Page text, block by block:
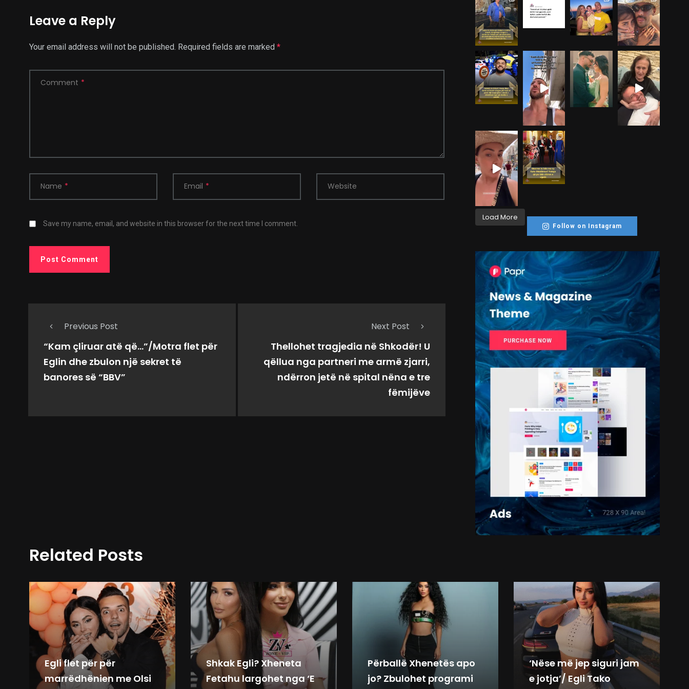
Leave a Reply
Your email address will not be published. Required fields are marked *
Comment *
Name * Email * Website
Save my name, email, and website in this browser for the next time I comment.
Previous Post
“Kam çliruar atë që…”/Motra flet për
Eglin dhe zbulon një sekret të
banores së “BBV”
Next Post
Thellohet tragjedia në Shkodër! U
qëllua nga partneri me armë zjarri,
ndërron jetë në spital nëna e tre
fëmijëve
Load More
Follow on Instagram
Related Posts
Egli flet për për
marrëdhënien me Olsi
Shkak Egli? Xheneta
Fetahu largohet nga ‘E
Përballë Xhenetës apo
jo? Zbulohet programi
‘Nëse më jep siguri jam
e jotja’/ Egli Tako